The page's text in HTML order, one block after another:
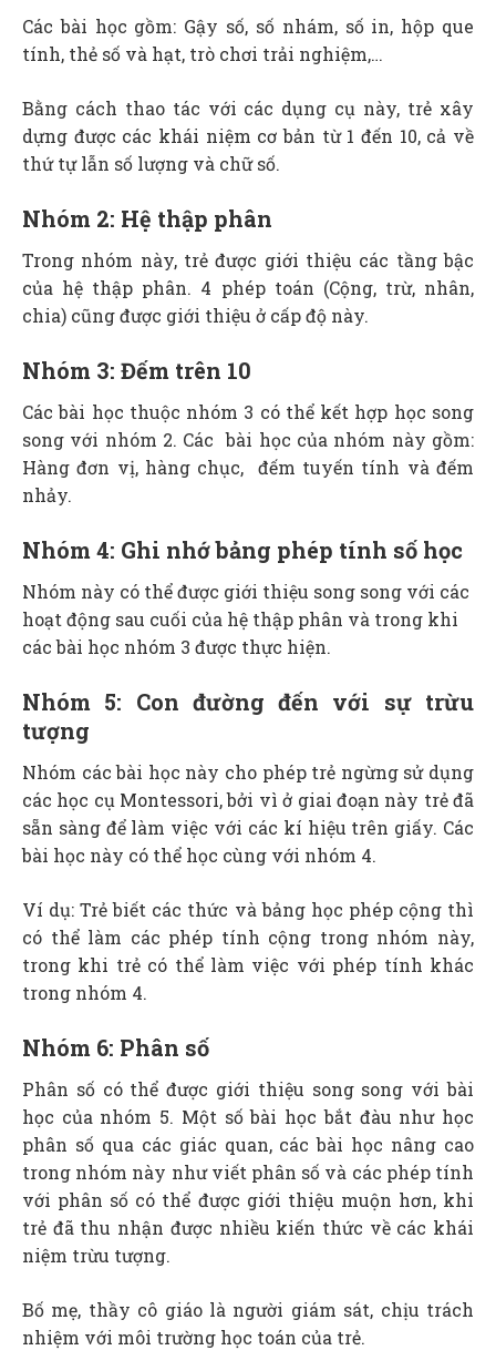
Các bài học gồm: Gậy số, số nhám, số in, hộp que
tính, thẻ số và hạt, trò chơi trải nghiệm,…
Bằng cách thao tác với các dụng cụ này, trẻ xây
dựng được các khái niệm cơ bản từ 1 đến 10, cả về
thứ tự lẫn số lượng và chữ số.
Nhóm 2: Hệ thập phân
Trong nhóm này, trẻ được giới thiệu các tầng bậc
của hệ thập phân. 4 phép toán (Cộng, trừ, nhân,
chia) cũng được giới thiệu ở cấp độ này.
Nhóm 3: Đếm trên 10
Các bài học thuộc nhóm 3 có thể kết hợp học song
song với nhóm 2. Các bài học của nhóm này gồm:
Hàng đơn vị, hàng chục, đếm tuyến tính và đếm
nhảy.
Nhóm 4: Ghi nhớ bảng phép tính số học
Nhóm này có thể được giới thiệu song song với các
hoạt động sau cuối của hệ thập phân và trong khi
các bài học nhóm 3 được thực hiện.
Nhóm 5: Con đường đến với sự trừu
tượng
Nhóm các bài học này cho phép trẻ ngừng sử dụng
các học cụ Montessori, bởi vì ở giai đoạn này trẻ đã
sẵn sàng để làm việc với các kí hiệu trên giấy. Các
bài học này có thể học cùng với nhóm 4.
Ví dụ: Trẻ biết các thức và bảng học phép cộng thì
có thể làm các phép tính cộng trong nhóm này,
trong khi trẻ có thể làm việc với phép tính khác
trong nhóm 4.
Nhóm 6: Phân số
Phân số có thể được giới thiệu song song với bài
học của nhóm 5. Một số bài học bắt đàu như học
phân số qua các giác quan, các bài học nâng cao
trong nhóm này như viết phân số và các phép tính
với phân số có thể được giới thiệu muộn hơn, khi
trẻ đã thu nhận được nhiều kiến thức về các khái
niệm trừu tượng.
Bố mẹ, thầy cô giáo là người giám sát, chịu trách
nhiệm với môi trường học toán của trẻ.